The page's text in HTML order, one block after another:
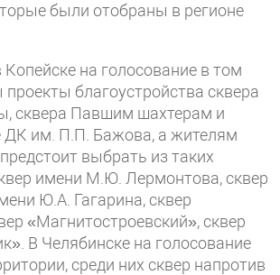
были отобраны в регионе
Копейске на голосование в том
благоустройства сквера
сквера Павшим шахтерам и
ДК им. П.П. Бажова, а жителям
выбрать из таких
имени М.Ю. Лермонтова, сквер
Ю.А. Гагарина, сквер
«Магнитостроевский», сквер
В Челябинске на голосование
среди них сквер напротив